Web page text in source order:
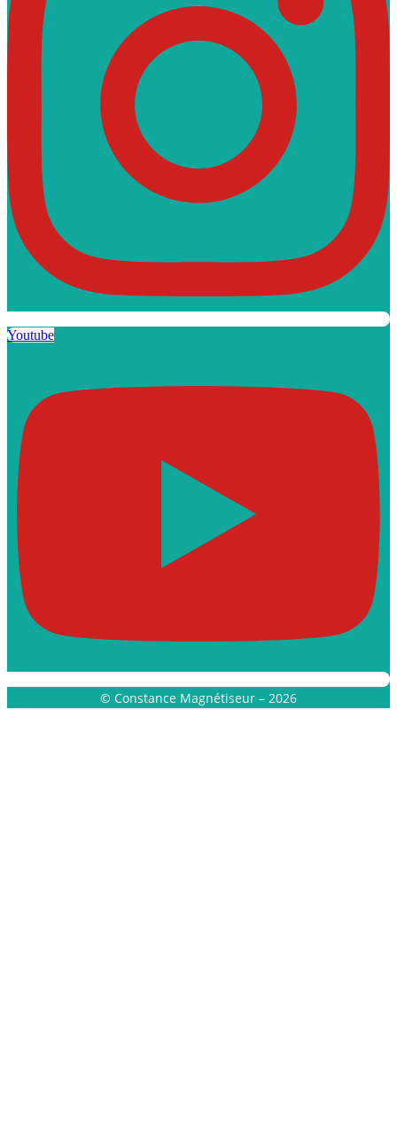
Youtube
© Constance Magnétiseur – 2026